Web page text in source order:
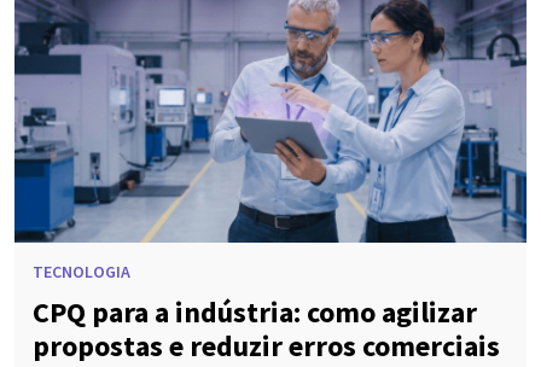
TECNOLOGIA
CPQ para a indústria: como agilizar
propostas e reduzir erros comerciais